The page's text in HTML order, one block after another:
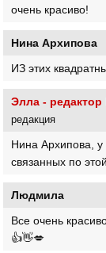
очень красиво!
Нина Архипова
ИЗ этих
Элла - редактор
редакция
Нина Архипова, у
связанных по
Людмила
Все очень
👍👋💋